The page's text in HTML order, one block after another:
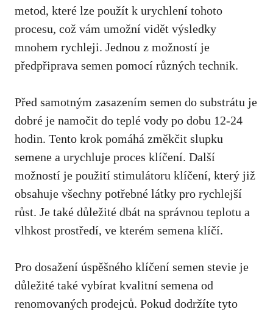
metod, které lze použít k urychlení tohoto
procesu, což vám umožní vidět výsledky
mnohem rychleji. Jednou z možností je
předpřiprava semen pomocí různých technik.
Před samotným zasazením semen do substrátu je
dobré je namočit do teplé vody po dobu 12-24
hodin. Tento krok pomáhá změkčit slupku
semene a urychluje proces klíčení. Další
možností je použití stimulátoru klíčení, který již
obsahuje všechny potřebné látky pro rychlejší
růst. Je také důležité dbát na správnou teplotu a
vlhkost prostředí, ve kterém semena klíčí.
Pro dosažení úspěšného klíčení semen stevie je
důležité také vybírat kvalitní semena od
renomovaných prodejců. Pokud dodržíte tyto